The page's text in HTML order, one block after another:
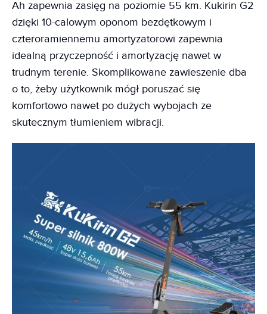
Ah zapewnia zasięg na poziomie 55 km. Kukirin G2
dzięki 10-calowym oponom bezdętkowym i
czteroramiennemu amortyzatorowi zapewnia
idealną przyczepność i amortyzację nawet w
trudnym terenie. Skomplikowane zawieszenie dba
o to, żeby użytkownik mógł poruszać się
komfortowo nawet po dużych wybojach ze
skutecznym tłumieniem wibracji.